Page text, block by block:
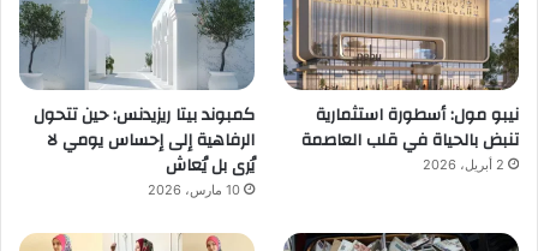
نيبو مول: أسطورة استثمارية
تنبض بالحياة في قلب العاصمة
2 أبريل، 2026
كمبوند بيتا ريزيدنس: حين تتحول
الرفاهية إلى إحساس يومي لا
يُرى بل يُعاش
10 مارس، 2026